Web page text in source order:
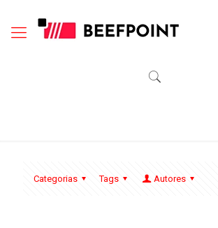
Categorias Tags Autores